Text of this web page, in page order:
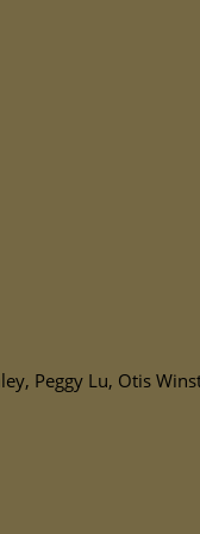
Peggy Lu, Otis